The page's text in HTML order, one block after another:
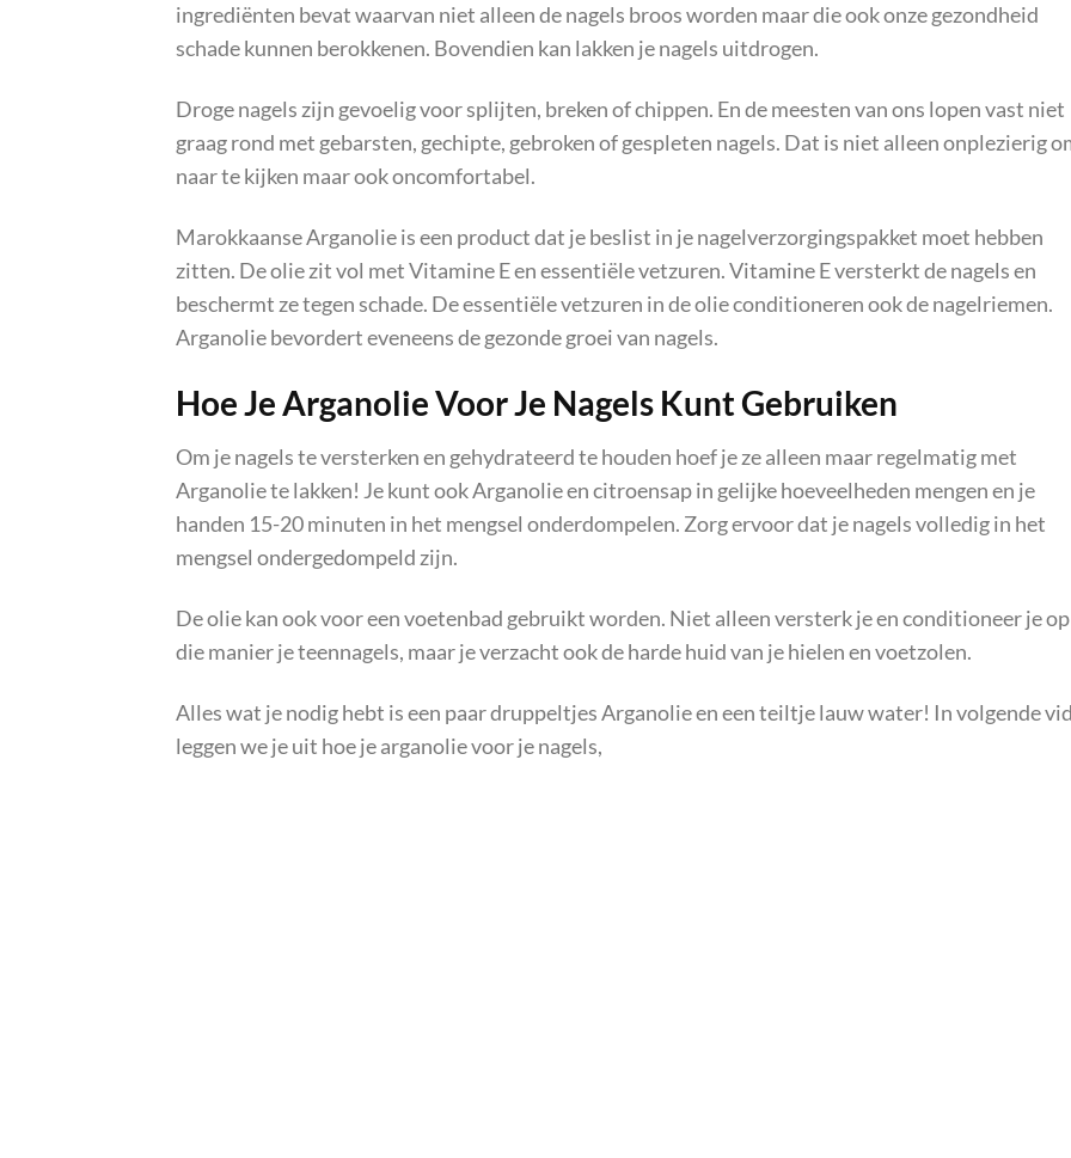
ingrediënten bevat waarvan niet alleen de nagels broos worden maar die ook onze gezondheid
schade kunnen berokkenen. Bovendien kan lakken je nagels uitdrogen.
Droge nagels zijn gevoelig voor splijten, breken of chippen. En de meesten van ons lopen vast niet
graag rond met gebarsten, gechipte, gebroken of gespleten nagels. Dat is niet alleen onplezierig
naar te kijken maar ook oncomfortabel.
Marokkaanse Arganolie is een product dat je beslist in je nagelverzorgingspakket moet hebben
zitten. De olie zit vol met Vitamine E en essentiële vetzuren. Vitamine E versterkt de nagels en
beschermt ze tegen schade. De essentiële vetzuren in de olie conditioneren ook de nagelriemen.
Arganolie bevordert eveneens de gezonde groei van nagels.
Hoe Je Arganolie Voor Je Nagels Kunt Gebruiken
Om je nagels te versterken en gehydrateerd te houden hoef je ze alleen maar regelmatig met
Arganolie te lakken! Je kunt ook Arganolie en citroensap in gelijke hoeveelheden mengen en je
handen 15-20 minuten in het mengsel onderdompelen. Zorg ervoor dat je nagels volledig in het
mengsel ondergedompeld zijn.
De olie kan ook voor een voetenbad gebruikt worden. Niet alleen versterk je en conditioneer je op
die manier je teennagels, maar je verzacht ook de harde huid van je hielen en voetzolen.
Alles wat je nodig hebt is een paar druppeltjes Arganolie en een teiltje lauw water! In volgende
leggen we je uit hoe je arganolie voor je nagels,